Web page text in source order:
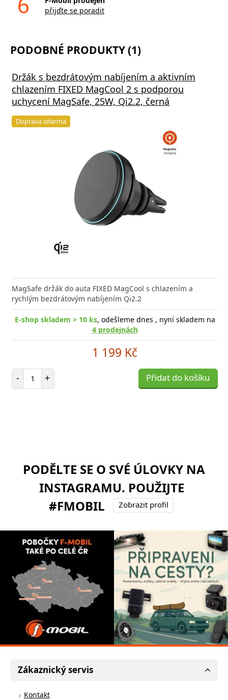
přijďte se poradit
PODOBNÉ PRODUKTY (1)
Držák s bezdrátovým nabíjením a aktivním
chlazením FIXED MagCool 2 s podporou
uchycení MagSafe, 25W, Qi2.2, černá
Doprava zdarma
MagSafe držák do auta FIXED MagCool s chlazením a
rychlým bezdrátovým nabíjením Qi2.2
E-shop skladem > 10 ks, odešleme dnes , nyní skladem na
4 prodejnách
1 199 Kč
- Počet položek
+ Přidat do košíku
PODĚLTE SE O SVÉ ÚLOVKY NA
INSTAGRAMU. POUŽIJTE
#FMOBIL
Zobrazit profil
Zákaznický servis
Kontakt